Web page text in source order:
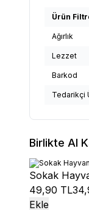
Ürün
Ağırlık
Lezzet
Barkod
Tedarikçi
Birlikte Al
Sokak
49,90 TL
Ekle